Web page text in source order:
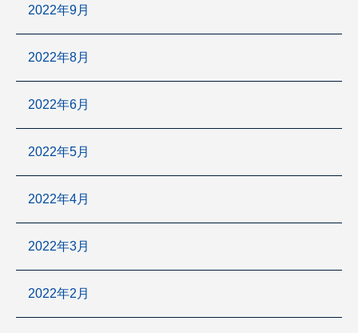
2022年9月
2022年8月
2022年6月
2022年5月
2022年4月
2022年3月
2022年2月